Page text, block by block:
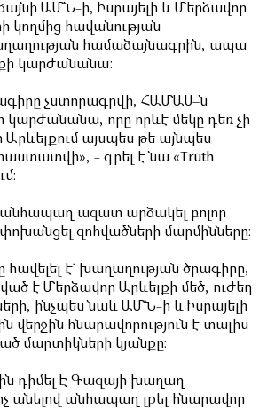
ԱՄՆ-ի, Իսրայելի և Մերձավոր
կողմից հավանության
համաձայնագրին, ապա
կարժանանա:
չստորագրվի, ՀԱՄԱՍ–ն
կարժանանա, որը որևէ մեկը դեռ չի
Արևելքում այսպես թե այնպես
- գրել է նա «Truth
ազատ արձակել բոլոր
զոհվածների մարմինները։
է` խաղաղության ծրագիրը,
է Մերձավոր Արևելքի մեծ, ուժեղ
ինչպես նաև ԱՄՆ-ի և Իսրայելի
վերջին հնարավորություն է տալիս
մարտիկների կյանքը։
դիմել Է Գազայի խաղաղ
անելով անհապաղ լքել հնարավոր